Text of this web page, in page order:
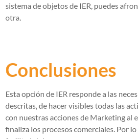
sistema de objetos de IER, puedes
otra.
Conclusiones
Esta opción de IER responde a las
descritas, de hacer visibles todas las
con nuestras acciones de Marketing al
finaliza los procesos comerciales. Por lo